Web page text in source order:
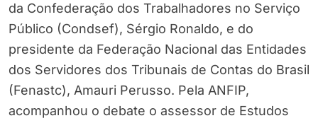
da Confederação dos Trabalhadores no Serviço
Público (Condsef), Sérgio Ronaldo, e do
presidente da Federação Nacional das Entidades
dos Servidores dos Tribunais de Contas do Brasil
(Fenastc), Amauri Perusso. Pela ANFIP,
acompanhou o debate o assessor de Estudos